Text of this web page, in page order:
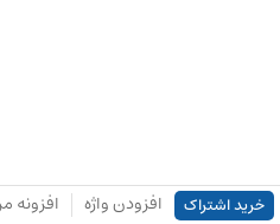
خرید اشتراک افزودن واژه افزونه